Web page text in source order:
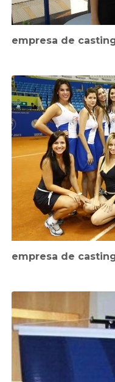
empresa de
empresa de